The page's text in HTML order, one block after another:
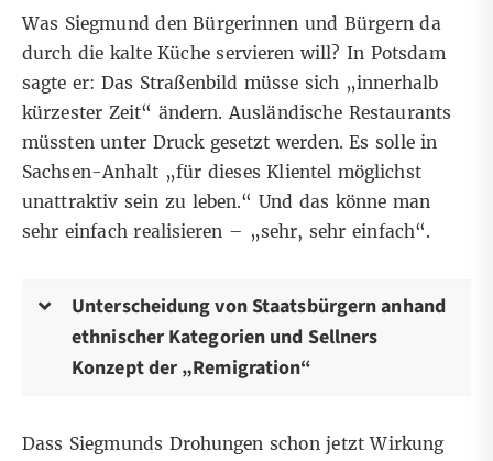
Was Siegmund den Bürgerinnen und Bürgern da
durch die kalte Küche servieren will? In Potsdam
sagte er: Das Straßenbild müsse sich „innerhalb
kürzester Zeit“ ändern. Ausländische Restaurants
müssten unter Druck gesetzt werden. Es solle in
Sachsen-Anhalt „für dieses Klientel möglichst
unattraktiv sein zu leben.“ Und das könne man
sehr einfach realisieren – „sehr, sehr einfach“.
Unterscheidung von Staatsbürgern anhand
ethnischer Kategorien und Sellners
Konzept der „Remigration“
Dass Siegmunds Drohungen schon jetzt Wirkung